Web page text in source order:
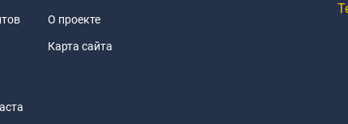
О проекте
Карта сайта